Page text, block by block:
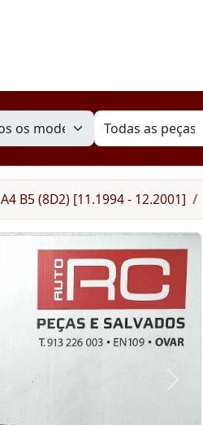
A4 B5 (8D2) [11.1994 - 12.2001]